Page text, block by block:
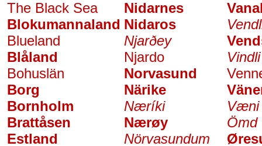
The Black Sea
Blokumannaland
Blueland
Blåland
Bohuslän
Borg
Bornholm
Brattåsen
Estland
Nidarnes
Nidaros
Njarðey
Njardo
Norvasund
Närike
Næríki
Nærøy
Nörvasundum
Vindli
Væni
Ömd